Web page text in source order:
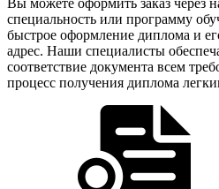
Вы можете оформить заказ через
специальность или программу
быстрое оформление диплома и
адрес. Наши специалисты
соответствие документа всем
процесс получения диплома